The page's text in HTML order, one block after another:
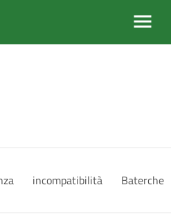
incompatibilità Baterche